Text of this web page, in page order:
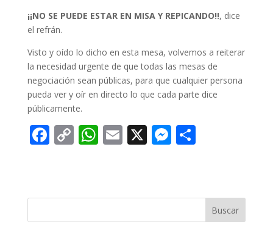
¡¡NO SE PUEDE ESTAR EN MISA Y REPICANDO!!, dice
el refrán.
Visto y oído lo dicho en esta mesa, volvemos a reiterar
la necesidad urgente de que todas las mesas de
negociación sean públicas, para que cualquier persona
pueda ver y oír en directo lo que cada parte dice
públicamente.
F
b
C
y
W
s
E
l
X M
e
C
p
arBuscar